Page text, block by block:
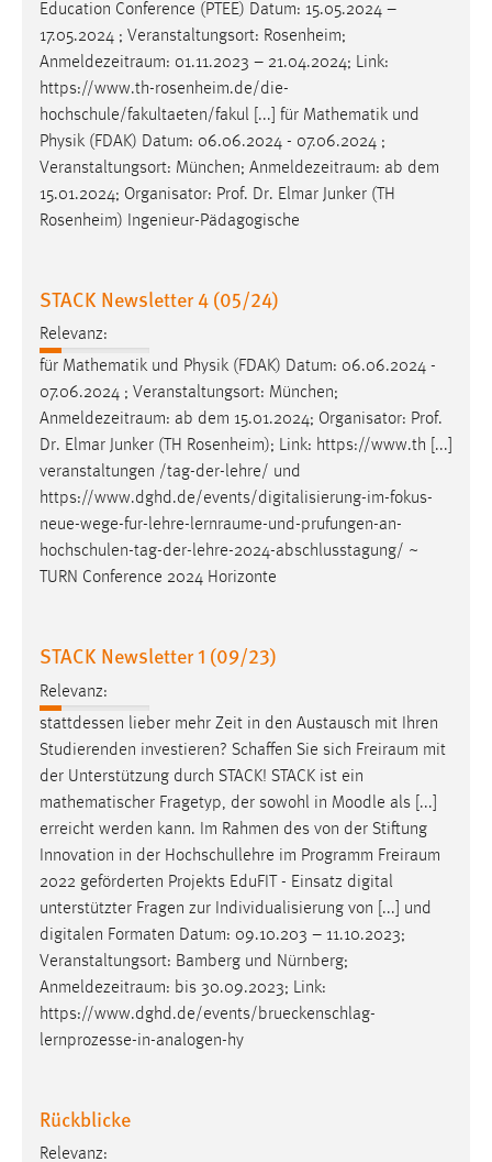
Education Conference (PTEE) Datum: 15.05.2024 –
17.05.2024 ; Veranstaltungsort: Rosenheim;
Anmeldezeitraum: 01.11.2023 – 21.04.2024; Link:
https://www.th-rosenheim.de/die-
hochschule/fakultaeten/fakul [...] für Mathematik und
Physik (FDAK) Datum: 06.06.2024 - 07.06.2024 ;
Veranstaltungsort: München; Anmeldezeitraum: ab dem
15.01.2024; Organisator: Prof. Dr. Elmar Junker (TH
Rosenheim) Ingenieur-Pädagogische
STACK Newsletter 4 (05/24)
Relevanz:
für Mathematik und Physik (FDAK) Datum: 06.06.2024 -
07.06.2024 ; Veranstaltungsort: München;
Anmeldezeitraum: ab dem 15.01.2024; Organisator: Prof.
Dr. Elmar Junker (TH Rosenheim); Link: https://www.th [...]
veranstaltungen /tag-der-lehre/ und
https://www.dghd.de/events/digitalisierung-im-fokus-
neue-wege-fur-lehre-lernraume-und-prufungen-an-
hochschulen-tag-der-lehre-2024-abschlusstagung/ ~
TURN Conference 2024 Horizonte
STACK Newsletter 1 (09/23)
Relevanz:
stattdessen lieber mehr Zeit in den Austausch mit Ihren
Studierenden investieren? Schaffen Sie sich Freiraum mit
der Unterstützung durch STACK! STACK ist ein
mathematischer Fragetyp, der sowohl in Moodle als [...]
erreicht werden kann. Im Rahmen des von der Stiftung
Innovation in der Hochschullehre im Programm Freiraum
2022 geförderten Projekts EduFIT - Einsatz digital
unterstützter Fragen zur Individualisierung von [...] und
digitalen Formaten Datum: 09.10.203 – 11.10.2023;
Veranstaltungsort: Bamberg und Nürnberg;
Anmeldezeitraum: bis 30.09.2023; Link:
https://www.dghd.de/events/brueckenschlag-
lernprozesse-in-analogen-hy
Rückblicke
Relevanz:
Matomo
Name:
_pk_ref, _pk_cvar, _pk_id, _pk_ses
Zweck:
Zugriffsstatistik
Cookie Laufzeit:
MARKETING
Marketing Cookies werden von Drittanbietern
verwendet, um personalisierte Werbung anzuzeigen.
Sie tun dies, indem sie Besucher über Websites
hinweg verfolgen.
Google Ads
Name:
Zweck:
Conversion-Tracking
Cookie Laufzeit:
3 Monate
Facebook Pixel
Name:
_fbp
Anbieter:
Facebook
Zweck:
Conversion-Tracking